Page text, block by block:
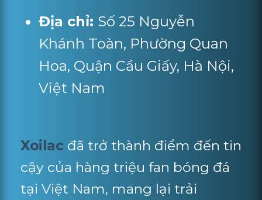
Địa chỉ: Số 25 Nguyễn
Khánh Toàn, Phường Quan
Hoa, Quận Cầu Giấy, Hà Nội,
Việt Nam
Xoilac đã trở thành điểm đến tin
cậy của hàng triệu fan bóng đá
tại Việt Nam, mang lại trải